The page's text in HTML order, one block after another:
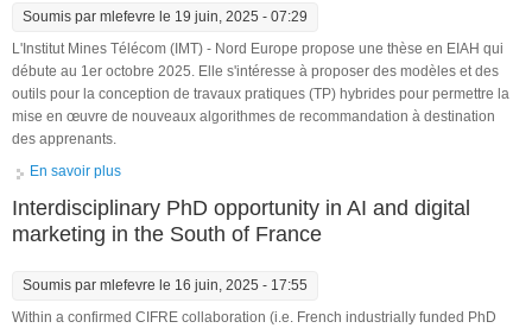
Soumis par mlefevre le 19 juin, 2025 - 07:29
L'Institut Mines Télécom (IMT) - Nord Europe propose une thèse en EIAH qui
débute au 1er octobre 2025. Elle s'intéresse à proposer des modèles et des
outils pour la conception de travaux pratiques (TP) hybrides pour permettre la
mise en œuvre de nouveaux algorithmes de recommandation à destination
des apprenants.
En savoir plus
Interdisciplinary PhD opportunity in AI and digital
marketing in the South of France
Soumis par mlefevre le 16 juin, 2025 - 17:55
Within a confirmed CIFRE collaboration (i.e. French industrially funded PhD